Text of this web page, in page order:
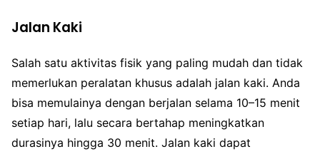
Jalan Kaki
Salah satu aktivitas fisik yang paling mudah dan tidak
memerlukan peralatan khusus adalah jalan kaki. Anda
bisa memulainya dengan berjalan selama 10–15 menit
setiap hari, lalu secara bertahap meningkatkan
durasinya hingga 30 menit. Jalan kaki dapat